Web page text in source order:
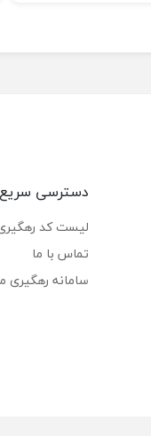
دسترسی سریع
لیست کد
تماس با ما
سامانه